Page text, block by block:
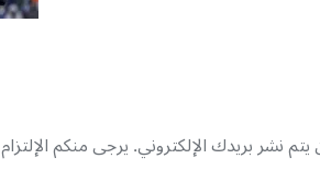
نشر بريدك الإلكتروني. يرجى منكم الإلتزام